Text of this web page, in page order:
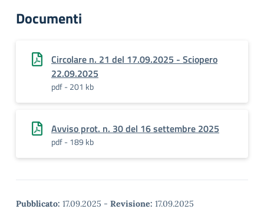
Documenti
Circolare n. 21 del 17.09.2025 - Sciopero
22.09.2025
pdf - 201 kb
Avviso prot. n. 30 del 16 settembre 2025
pdf - 189 kb
Pubblicato: 17.09.2025 - Revisione: 17.09.2025